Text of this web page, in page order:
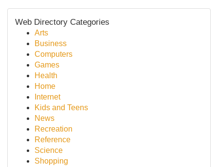
Web Directory Categories
Arts
Business
Computers
Games
Health
Home
Internet
Kids and Teens
News
Recreation
Reference
Science
Shopping